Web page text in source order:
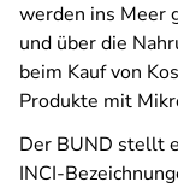
werden ins Meer
und über die
beim Kauf von
Produkte mit
Der BUND stellt
INCI-